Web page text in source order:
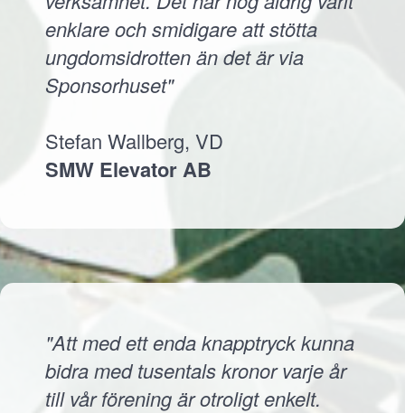
enklare och smidigare att stötta
ungdomsidrotten än det är via
Sponsorhuset"
Stefan Wallberg, VD
SMW Elevator AB
"Att med ett enda knapptryck kunna
bidra med tusentals kronor varje år
till vår förening är otroligt enkelt.